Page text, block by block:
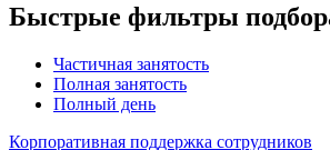
Быстрые фильтры
Частичная занятость
Полная занятость
Полный день
Корпоративная поддержка сотрудников